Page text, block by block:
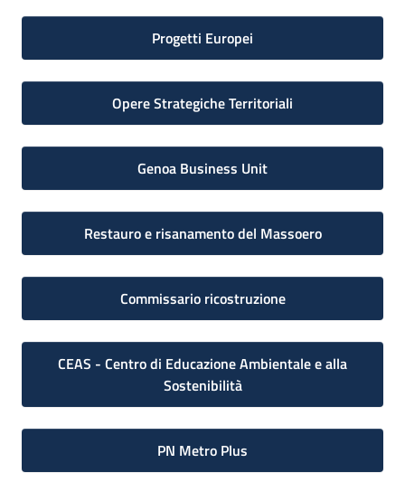
Progetti Europei
Opere Strategiche Territoriali
Genoa Business Unit
Restauro e risanamento del Massoero
Commissario ricostruzione
CEAS - Centro di Educazione Ambientale e alla
Sostenibilità
PN Metro Plus